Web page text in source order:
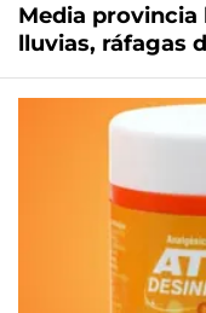
Media
lluvias, ráfagas